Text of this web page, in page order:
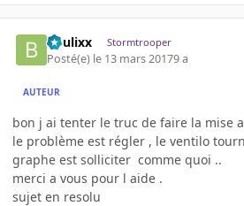
boulixx Stormtrooper
Posté(e) le 13 mars 20179 a
AUTEUR
bon j ai tenter le truc de faire la mise
le problème est régler , le ventilo
graphe est solliciter comme quoi ..
merci a vous pour l aide .
sujet en resolu